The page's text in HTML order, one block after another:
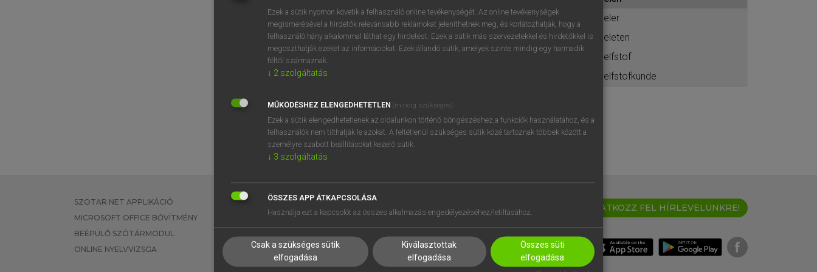
BELÉPÉS
próbaverziójának elindításához
regisztrálok ésbelépek.
REGISZTRÁCIÓ
deler
deleten
delfstof
delfstofkunde
SZOTAR.NET APPLIKÁCIÓ
MICROSOFT OFFICE BŐVÍTMÉNY
BEÉPÜLŐ SZÓTÁRMODUL
ONLINE NYELVVIZSGA
EGYÉNI FELHASZNÁLÓKNAK
TANULÓKNAK
VÁLLALATI MEGOLDÁSOK
SÚGÓ
RÓLUNK
SÜTI BEÁLLÍTÁSOK
IRATKOZZ FEL HÍRLEVELÜNKRE!
Ezek a sütik nyomon követik a felhasználó online tevékenységét. Az online tevékenységek
megismerésével a hirdetők relevánsabb reklámokat jeleníthetnek meg, és korlátozhatják, hogy a
felhasználó hány alkalommal láthat egy hirdetést. Ezek a sütik más szervezetekkel és hirdetőkkel is
megoszthatják ezeket az információkat. Ezek állandó sütik, amelyek szinte mindig egy harmadik
féltől származnak.
↓ 2 szolgáltatás
MŰKÖDÉSHEZ ELENGEDHETETLEN (mindig szükséges)
Ezek a sütik elengedhetetlenek az oldalunkon történő böngészéshez,a funkciók használatához, és a
felhasználók nem tilthatják le azokat. A feltétlenül szükséges sütik közé tartoznak többek között a
személyre szabott beállításokat kezelő sütik.
↓ 3 szolgáltatás
ÖSSZES APP ÁTKAPCSOLÁSA
Használja ezt a kapcsolót az összes alkalmazás engedélyezéséhez/letiltásához.
Csak a szükséges sütik
elfogadása
Kiválasztottak
elfogadása
Összes süti
elfogadása